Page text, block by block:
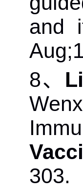
and
8、
303.